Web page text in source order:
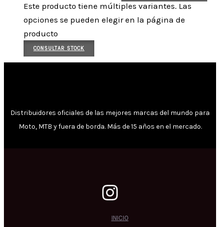
Este producto tiene múltiples variantes. Las
opciones se pueden elegir en la página de
producto
CONSULTAR STOCK
Distribuidores oficiales de las mejores marcas del mundo para
Moto, MTB y fuera de borda. Más de 15 años en el mercado.
INICIO